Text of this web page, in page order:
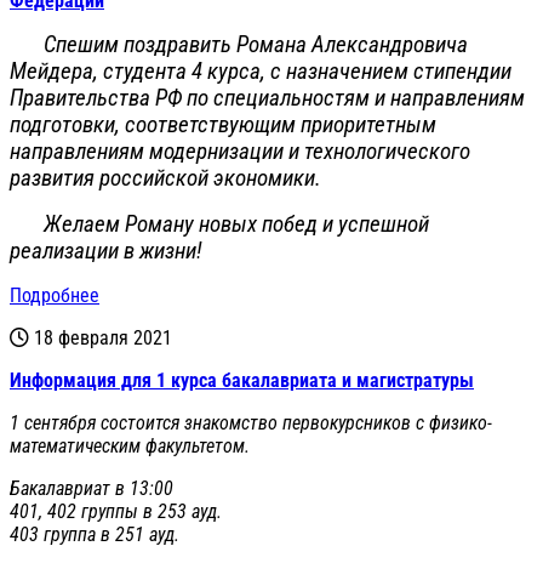
Спешим поздравить Романа Александровича
Мейдера, студента 4 курса, с назначением стипендии
Правительства РФ по специальностям и направлениям
подготовки, соответствующим приоритетным
направлениям модернизации и технологического
развития российской экономики.
Желаем Роману новых побед и успешной
реализации в жизни!
Подробнее
18 февраля 2021
Информация для 1 курса бакалавриата и магистратуры
1 сентября состоится знакомство первокурсников с физико-
математическим факультетом.
Бакалавриат в 13:00
401, 402 группы в 253 ауд.
403 группа в 251 ауд.